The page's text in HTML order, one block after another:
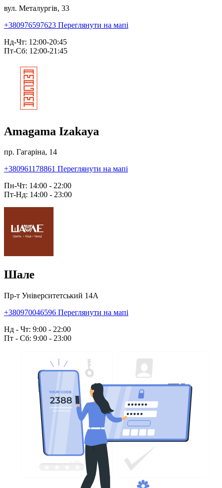
вул. Металургів, 33
+380976597623 Переглянути на мапі
Нд-Чт: 12:00-20:45
Пт-Сб: 12:00-21:45
Amagama Izakaya
пр. Гагаріна, 14
+380961178861 Переглянути на мапі
Пн-Чт: 14:00 - 22:00
Пт-Нд: 14:00 - 23:00
Шале
Пр-т Університетський 14А
+380970046596 Переглянути на мапі
Нд - Чт: 9:00 - 22:00
Пт - Сб: 9:00 - 23:00